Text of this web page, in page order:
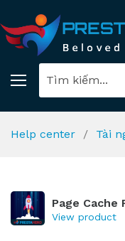
Help center Tài
Page Cache
View product